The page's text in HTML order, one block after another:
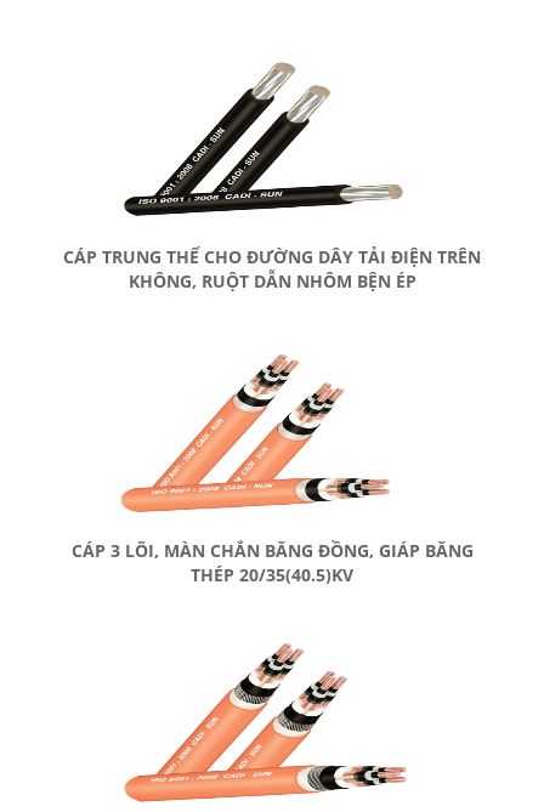
CÁP TRUNG THẾ CHO ĐƯỜNG DÂY TẢI ĐIỆN TRÊN
KHÔNG, RUỘT DẪN NHÔM BỆN ÉP
CÁP 3 LÕI, MÀN CHẮN BĂNG ĐỒNG, GIÁP BĂNG
THÉP 20/35(40.5)KV